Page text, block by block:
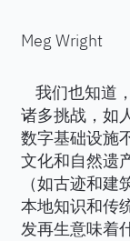
Meg Wright
我们也知道
诸多挑战，如
数字基础设施
文化和自然遗
（如古迹和建
本地知识和传
发再生意味着